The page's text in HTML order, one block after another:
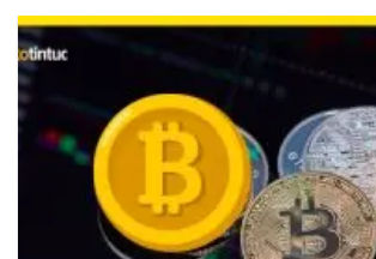
10/2025 để thu thập thêm ý kiến